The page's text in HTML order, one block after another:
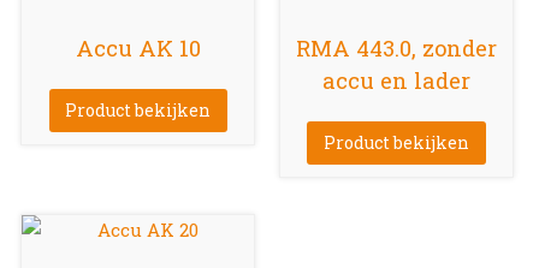
Accu AK 10
Product bekijken
RMA 443.0, zonder
accu en lader
Product bekijken